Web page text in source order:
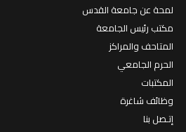
لمحة عن جامعة القدس
مكتب رئيس الجامعة
المتاحف والمراكز
الحرم الجامعي
المكتبات
وظائف شاغرة
إتـصل بنا